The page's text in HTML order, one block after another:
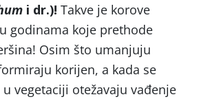
i dr.)! Takve je korove
godinama koje prethode
Osim što umanjuju
korijen, a kada se
vegetaciji otežavaju vađenje